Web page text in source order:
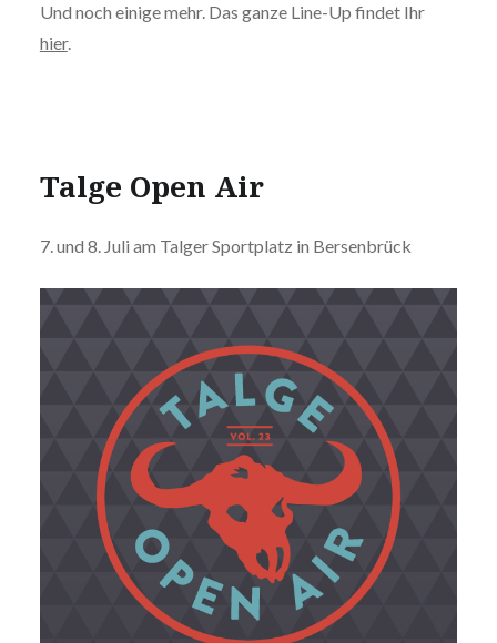
Und noch einige mehr. Das ganze Line-Up findet Ihr
hier.
Talge Open Air
7. und 8. Juli am Talger Sportplatz in Bersenbrück